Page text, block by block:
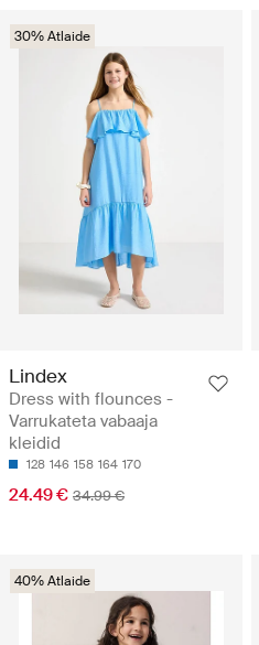
30% Atlaide
Lindex
Dress with flounces -
Varrukateta vabaaja
kleidid
128 146 158 164 170
24.49 € 34.99 €
40% Atlaide